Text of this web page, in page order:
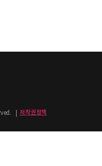
저작권정책